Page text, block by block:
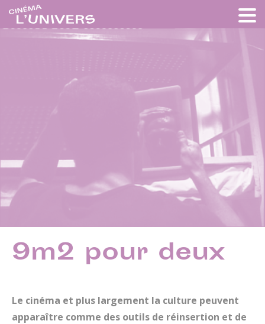
9m2 pour deux
Le cinéma et plus largement la culture peuvent
apparaître comme des outils de réinsertion et de